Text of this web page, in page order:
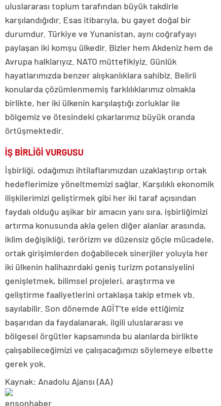
uluslararası toplum tarafından büyük takdirle
karşılandığıdır. Esas itibarıyla, bu gayet doğal bir
durumdur. Türkiye ve Yunanistan, aynı coğrafyayı
paylaşan iki komşu ülkedir. Bizler hem Akdeniz hem de
Avrupa halklarıyız. NATO müttefikiyiz. Günlük
hayatlarımızda benzer alışkanlıklara sahibiz. Belirli
konularda çözümlenmemiş farklılıklarımız olmakla
birlikte, her iki ülkenin karşılaştığı zorluklar ile
bölgemiz ve ötesindeki çıkarlarımız büyük oranda
örtüşmektedir.
İŞ BİRLİĞİ VURGUSU
İşbirliği, odağımızı ihtilaflarımızdan uzaklaştırıp ortak
hedeflerimize yöneltmemizi sağlar. Karşılıklı ekonomik
ilişkilerimizi geliştirmek gibi her iki taraf açısından
faydalı olduğu aşikar bir amacın yanı sıra, işbirliğimizi
artırma konusunda akla gelen diğer alanlar arasında,
iklim değişikliği, terörizm ve düzensiz göçle mücadele,
ortak girişimlerden doğabilecek sinerjiler yoluyla her
iki ülkenin halihazırdaki geniş turizm potansiyelini
genişletmek, bilimsel projeleri, araştırma ve
geliştirme faaliyetlerini ortaklaşa takip etmek vb.
sayılabilir. Son dönemde AGİT’te elde ettiğimiz
başarıdan da faydalanarak, ilgili uluslararası ve
bölgesel örgütler kapsamında bu alanlarda birlikte
çalışabileceğimizi ve çalışacağımızı söylemeye elbette
gerek yok.
Kaynak: Anadolu Ajansı (AA)